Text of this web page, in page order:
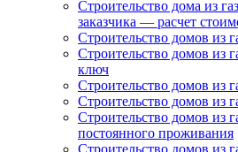
Строительство дома из
заказчика — расчет
Строительство домов из
Строительство домов из
ключ
Строительство домов из
Строительство домов из
Строительство домов из
постоянного проживания
Строительство домов из